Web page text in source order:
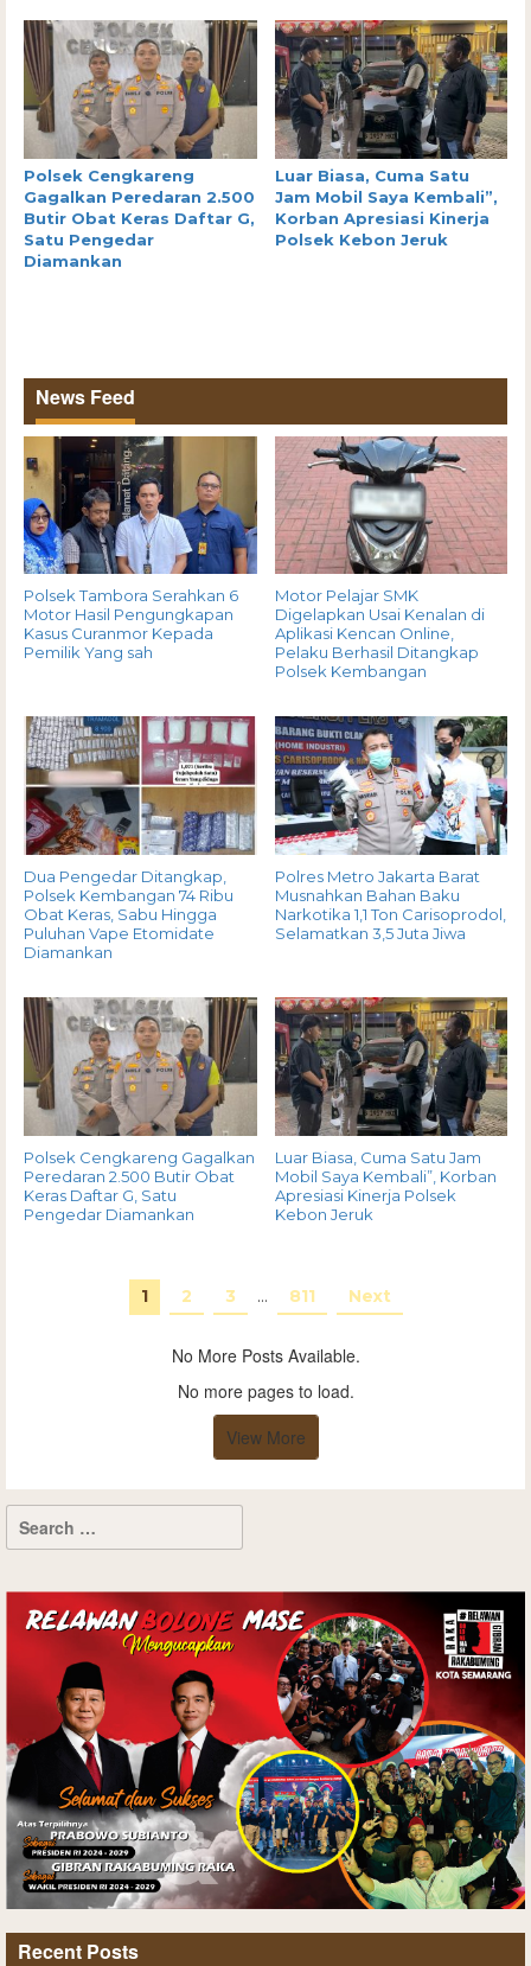
Polsek Cengkareng
Gagalkan Peredaran 2.500
Butir Obat Keras Daftar G,
Satu Pengedar
Diamankan
Luar Biasa, Cuma Satu
Jam Mobil Saya Kembali”,
Korban Apresiasi Kinerja
Polsek Kebon Jeruk
News Feed
Polsek Tambora Serahkan 6
Motor Hasil Pengungkapan
Kasus Curanmor Kepada
Pemilik Yang sah
Motor Pelajar SMK
Digelapkan Usai Kenalan di
Aplikasi Kencan Online,
Pelaku Berhasil Ditangkap
Polsek Kembangan
Dua Pengedar Ditangkap,
Polsek Kembangan 74 Ribu
Obat Keras, Sabu Hingga
Puluhan Vape Etomidate
Diamankan
Polres Metro Jakarta Barat
Musnahkan Bahan Baku
Narkotika 1,1 Ton Carisoprodol,
Selamatkan 3,5 Juta Jiwa
Polsek Cengkareng Gagalkan
Peredaran 2.500 Butir Obat
Keras Daftar G, Satu
Pengedar Diamankan
Luar Biasa, Cuma Satu Jam
Mobil Saya Kembali”, Korban
Apresiasi Kinerja Polsek
Kebon Jeruk
1 2 3 … 811 Next
No More Posts Available.
No more pages to load.
View More
Recent Posts